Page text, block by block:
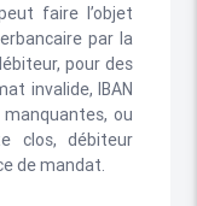
faire l’objet
par la
pour des
invalide, IBAN
ou
clos, débiteur
de mandat.